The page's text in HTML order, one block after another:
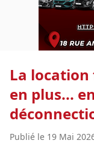
La
en plus...
Publié le 19 Mai